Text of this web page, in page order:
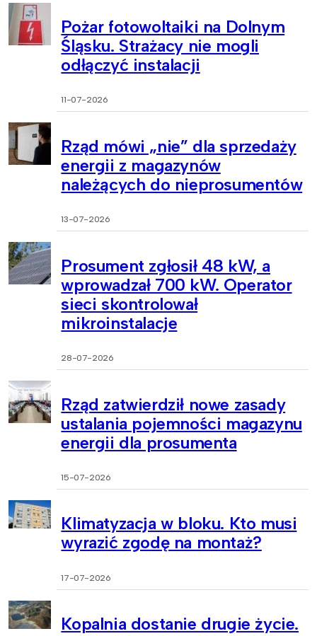
Pożar fotowoltaiki na Dolnym
Śląsku. Strażacy nie mogli
odłączyć instalacji
11-07-2026
Rząd mówi „nie” dla sprzedaży
energii z magazynów
należących do nieprosumentów
13-07-2026
Prosument zgłosił 48 kW, a
wprowadzał 700 kW. Operator
sieci skontrolował
mikroinstalacje
28-07-2026
Rząd zatwierdził nowe zasady
ustalania pojemności magazynu
energii dla prosumenta
15-07-2026
Klimatyzacja w bloku. Kto musi
wyrazić zgodę na montaż?
17-07-2026
Kopalnia dostanie drugie życie.